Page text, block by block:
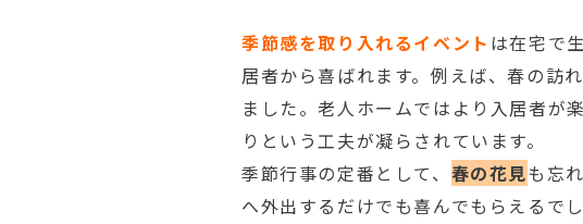
季節感を取り入れるイベント は在宅で
居者から喜ばれます。例えば、春の訪
ました。老人ホームではより入居者が
りという工夫が凝らされています。
季節行事の定番として、 春の花見も忘
へ外出するだけでも喜んでもらえるでし